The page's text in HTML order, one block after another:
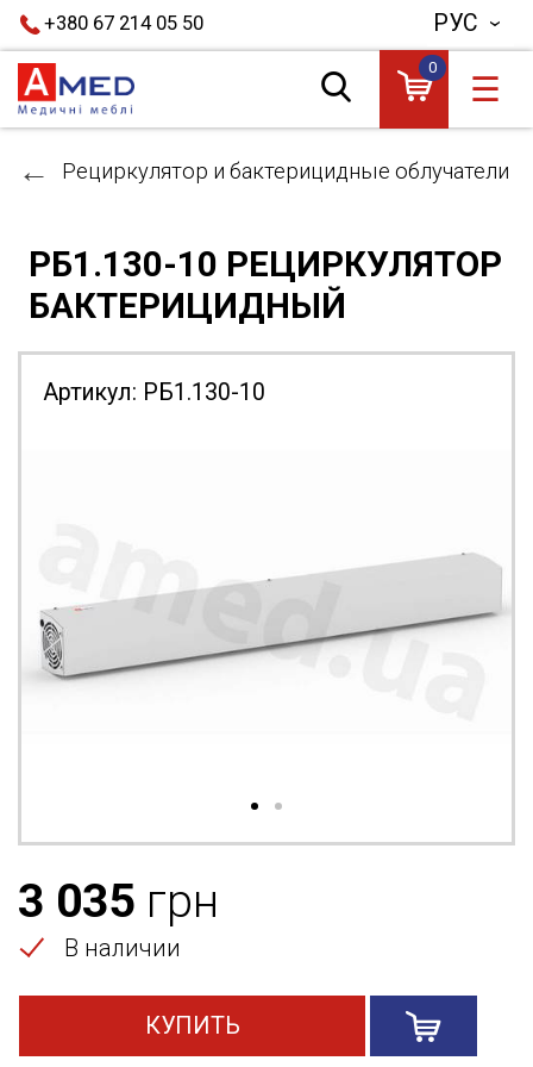
+380 67 214 05 50 РУС
0
☰
Рециркулятор и бактерицидные облучатели
РБ1.130-10 РЕЦИРКУЛЯТОР
БАКТЕРИЦИДНЫЙ
Артикул: РБ1.130-10
3 035 грн
В наличии
КУПИТЬ